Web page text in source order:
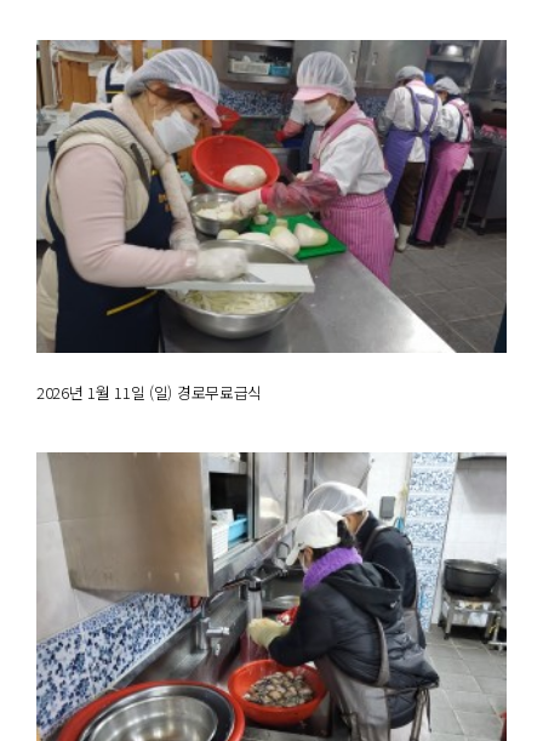
2026년 1월 11일 (일) 경로무료급식